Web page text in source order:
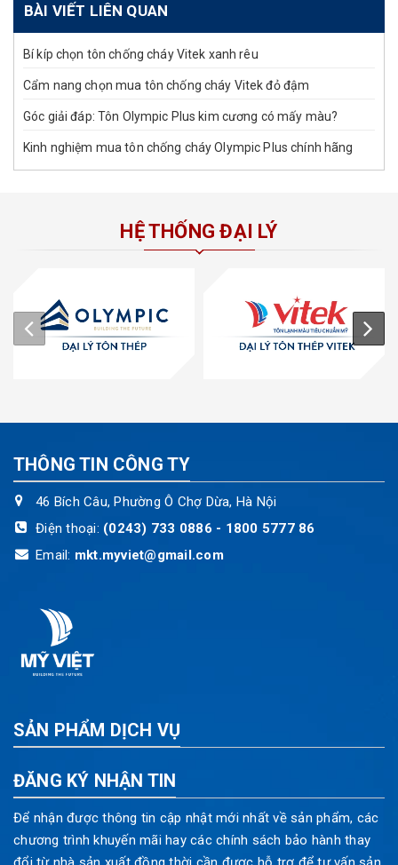
BÀI VIẾT LIÊN QUAN
Bí kíp chọn tôn chống cháy Vitek xanh rêu
Cẩm nang chọn mua tôn chống cháy Vitek đỏ đậm
Góc giải đáp: Tôn Olympic Plus kim cương có mấy màu?
Kinh nghiệm mua tôn chống cháy Olympic Plus chính hãng
HỆ THỐNG ĐẠI LÝ
THÔNG TIN CÔNG TY
46 Bích Câu, Phường Ô Chợ Dừa, Hà Nội
Điện thoại: (0243) 733 0886 - 1800 5777 86
Email: mkt.myviet@gmail.com
SẢN PHẨM DỊCH VỤ
ĐĂNG KÝ NHẬN TIN
Để nhận được thông tin cập nhật mới nhất về sản phẩm, các
chương trình khuyến mãi hay các chính sách bảo hành thay